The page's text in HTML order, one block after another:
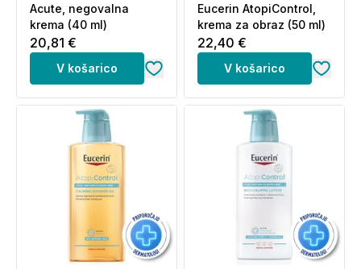
Acute, negovalna
krema (40 ml)
20,81 €
V košarico
Eucerin AtopiControl,
krema za obraz (50 ml)
22,40 €
V košarico